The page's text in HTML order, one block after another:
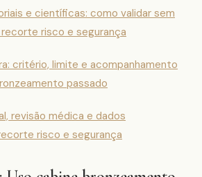
e científicas: como validar sem
risco e segurança
critério, limite e acompanhamento
passado
revisão médica e dados
risco e segurança